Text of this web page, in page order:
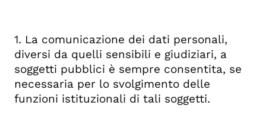
1. La comunicazione dei dati personali,
diversi da quelli sensibili e giudiziari, a
soggetti pubblici è sempre consentita, se
necessaria per lo svolgimento delle
funzioni istituzionali di tali soggetti.